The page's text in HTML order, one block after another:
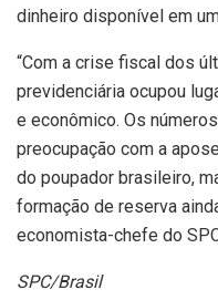
dinheiro disponível em
“Com a crise fiscal dos
previdenciária ocupou
e econômico. Os
preocupação com a
do poupador brasileiro,
formação de reserva
economista-chefe do
SPC/Brasil